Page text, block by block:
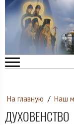
На главную / Наш
ДУХОВЕНСТВО